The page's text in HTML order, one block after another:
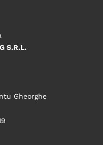
S.R.L.
Gheorghe